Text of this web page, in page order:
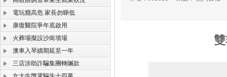
電玩癮高危 家長勿睇低
康復醫院爭年底啟用
火葬場擬設沙崗墳場
澳車入琴續期延至一年
三店涉助詐騙集團轉贓款